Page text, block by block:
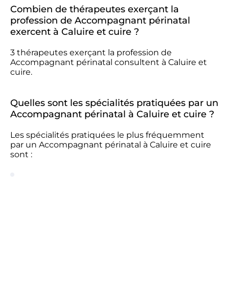
Combien de thérapeutes exerçant la
profession de Accompagnant périnatal
exercent à Caluire et cuire ?
3 thérapeutes exerçant la profession de
Accompagnant périnatal consultent à Caluire et
cuire.
Quelles sont les spécialités pratiquées par un
Accompagnant périnatal à Caluire et cuire ?
Les spécialités pratiquées le plus fréquemment
par un Accompagnant périnatal à Caluire et cuire
sont :